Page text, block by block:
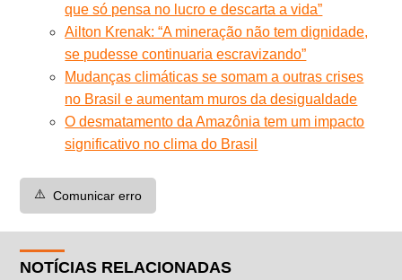
que só pensa no lucro e descarta a vida”
Ailton Krenak: “A mineração não tem dignidade,
se pudesse continuaria escravizando”
Mudanças climáticas se somam a outras crises
no Brasil e aumentam muros da desigualdade
O desmatamento da Amazônia tem um impacto
significativo no clima do Brasil
⚠️ Comunicar erro
NOTÍCIAS RELACIONADAS